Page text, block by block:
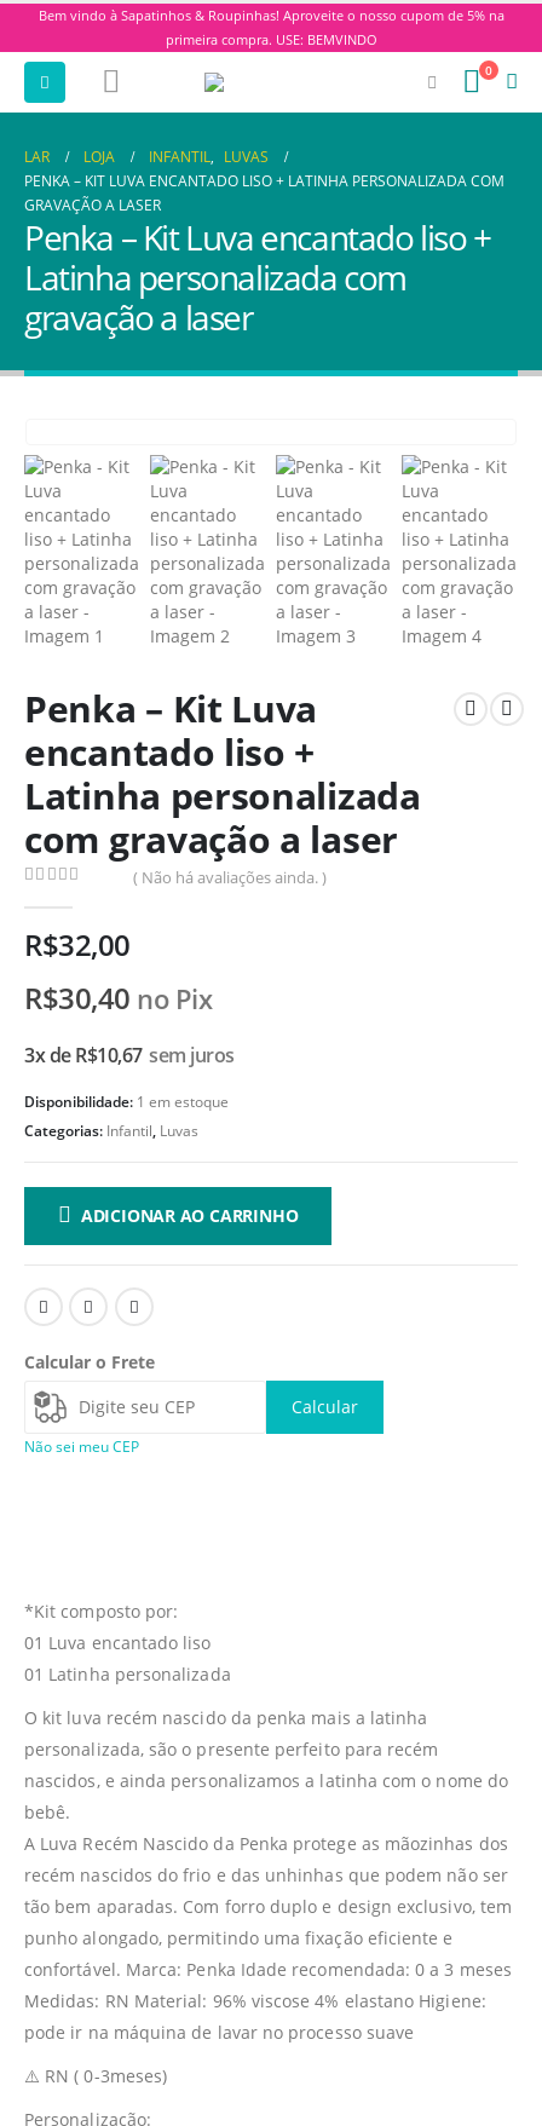
Bem vindo à Sapatinhos & Roupinhas! Aproveite o nosso cupom de 5% na
primeira compra. USE: BEMVINDO
0
LAR LOJA INFANTIL, LUVAS
PENKA – KIT LUVA ENCANTADO LISO + LATINHA PERSONALIZADA COM
GRAVAÇÃO A LASER
Penka – Kit Luva encantado liso +
Latinha personalizada com
gravação a laser
Penka – Kit Luva
encantado liso +
Latinha personalizada
com gravação a laser
( Não há avaliações ainda. )
R$32,00
R$30,40 no Pix
3x deR$10,67 sem juros
Disponibilidade: 1 em estoque
Categorias: Infantil, Luvas
ADICIONAR AO CARRINHO
Calcular o Frete
Calcular
Não sei meu CEP
*Kit composto por:
01 Luva encantado liso
01 Latinha personalizada
O kit luva recém nascido da penka mais a latinha
personalizada, são o presente perfeito para recém
nascidos, e ainda personalizamos a latinha com o nome do
bebê.
A Luva Recém Nascido da Penka protege as mãozinhas dos
recém nascidos do frio e das unhinhas que podem não ser
tão bem aparadas. Com forro duplo e design exclusivo, tem
punho alongado, permitindo uma fixação eficiente e
confortável. Marca: Penka Idade recomendada: 0 a 3 meses
Medidas: RN Material: 96% viscose 4% elastano Higiene:
pode ir na máquina de lavar no processo suave
⚠️ RN ( 0-3meses)
Personalização: